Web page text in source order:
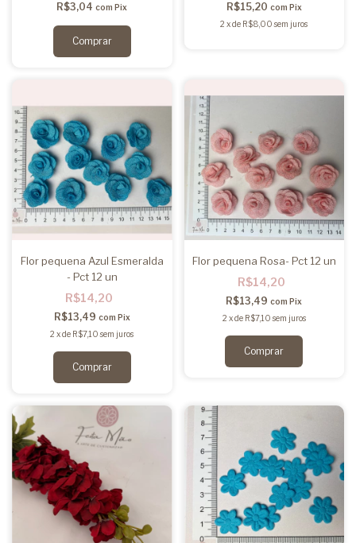
R$3,04com Pix R$15,20 com Pix
2 xde R$8,00 sem juros
Flor pequena Azul Esmeralda
- Pct 12 un
R$14,20
R$13,49 com Pix
2 xde R$7,10 sem juros
Flor pequena Rosa- Pct 12 un
R$14,20
R$13,49com Pix
2 xde R$7,10 sem juros